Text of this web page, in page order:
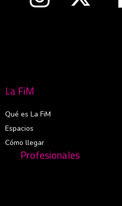
La FiM
Qué es La FiM
Espacios
Cómo llegar
Profesionales